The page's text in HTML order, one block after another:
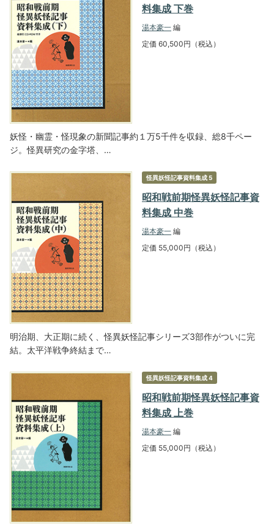
料集成 下巻
湯本豪一 編
定価 60,500円（税込）
妖怪・幽霊・怪現象の新聞記事約１万5千件を収録、総8千ペー
ジ。怪異研究の金字塔、…
怪異妖怪記事資料集成 5
昭和戦前期怪異妖怪記事資
料集成 中巻
湯本豪一 編
定価 55,000円（税込）
明治期、大正期に続く、怪異妖怪記事シリーズ3部作がついに完
結。太平洋戦争終結まで…
怪異妖怪記事資料集成 4
昭和戦前期怪異妖怪記事資
料集成 上巻
湯本豪一 編
定価 55,000円（税込）